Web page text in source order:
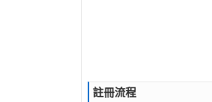
註冊流程